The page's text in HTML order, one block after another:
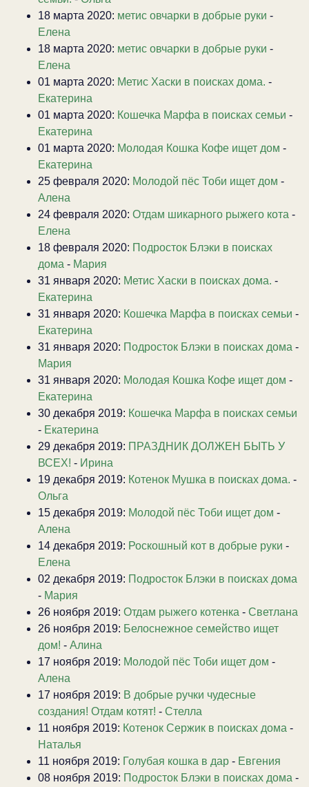
18 марта 2020: метис овчарки в добрые руки -
Елена
18 марта 2020: метис овчарки в добрые руки -
Елена
01 марта 2020: Метис Хаски в поисках дома. -
Екатерина
01 марта 2020: Кошечка Марфа в поисках семьи -
Екатерина
01 марта 2020: Молодая Кошка Кофе ищет дом -
Екатерина
25 февраля 2020: Молодой пёс Тоби ищет дом -
Алена
24 февраля 2020: Отдам шикарного рыжего кота -
Елена
18 февраля 2020: Подросток Блэки в поисках
дома - Мария
31 января 2020: Метис Хаски в поисках дома. -
Екатерина
31 января 2020: Кошечка Марфа в поисках семьи -
Екатерина
31 января 2020: Подросток Блэки в поисках дома -
Мария
31 января 2020: Молодая Кошка Кофе ищет дом -
Екатерина
30 декабря 2019: Кошечка Марфа в поисках семьи
- Екатерина
29 декабря 2019: ПРАЗДНИК ДОЛЖЕН БЫТЬ У
ВСЕХ! - Ирина
19 декабря 2019: Котенок Мушка в поисках дома. -
Ольга
15 декабря 2019: Молодой пёс Тоби ищет дом -
Алена
14 декабря 2019: Роскошный кот в добрые руки -
Елена
02 декабря 2019: Подросток Блэки в поисках дома
- Мария
26 ноября 2019: Отдам рыжего котенка - Светлана
26 ноября 2019: Белоснежное семейство ищет
дом! - Алина
17 ноября 2019: Молодой пёс Тоби ищет дом -
Алена
17 ноября 2019: В добрые ручки чудесные
создания! Отдам котят! - Стелла
11 ноября 2019: Котенок Сержик в поисках дома -
Наталья
11 ноября 2019: Голубая кошка в дар - Евгения
08 ноября 2019: Подросток Блэки в поисках дома -